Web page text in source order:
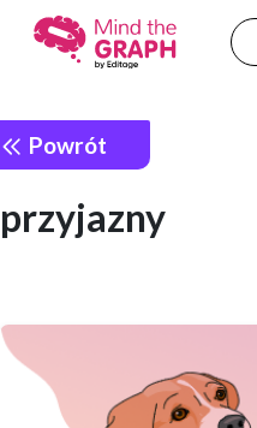
Powrót
przyjazny